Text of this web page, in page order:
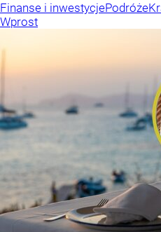
Finanse i inwestycjePodróże
Wprost